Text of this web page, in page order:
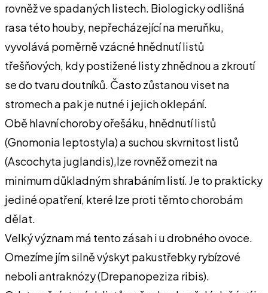
rovněž ve spadaných listech. Biologicky odlišná
rasa této houby, nepřecházející na meruňku,
vyvolává poměrně vzácné hnědnutí listů
třešňových, kdy postižené listy zhnědnou a zkroutí
se do tvaru doutníků. Často zůstanou viset na
stromech a pak je nutné i jejich oklepání.
Obě hlavní choroby ořešáku, hnědnutí listů
(Gnomonia leptostyla) a suchou skvrnitost listů
(Ascochyta juglandis),lze rovněž omezit na
minimum důkladným shrabáním listí. Je to prakticky
jediné opatření, které lze proti těmto chorobám
dělat.
Velký význam má tento zásah i u drobného ovoce.
Omezíme jím silně výskyt pakustřebky rybízové
neboli antraknózy (Drepanopeziza ribis).